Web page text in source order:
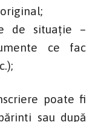
de situaţie –
ce fac
poate fi
sau după